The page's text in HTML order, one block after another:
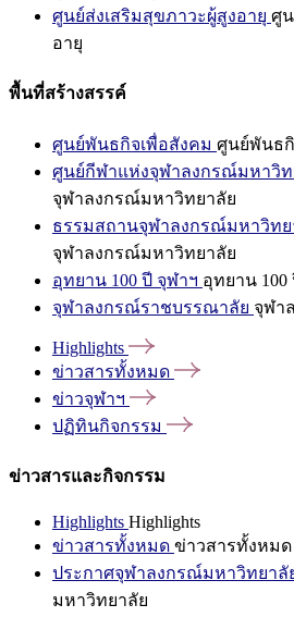
ศูนย์ส่งเสริมสุขภาวะผู้สูงอายุ ศู
อายุ
พื้นที่สร้างสรรค์
ศูนย์พันธกิจเพื่อสังคม ศูนย์พันธ
ศูนย์กีฬาแห่งจุฬาลงกรณ์มหาวิท
จุฬาลงกรณ์มหาวิทยาลัย
ธรรมสถานจุฬาลงกรณ์มหาวิทย
จุฬาลงกรณ์มหาวิทยาลัย
อุทยาน 100 ปี จุฬาฯ อุทยาน 100
จุฬาลงกรณ์ราชบรรณาลัย จุฬา
Highlights
ข่าวสารทั้งหมด
ข่าวจุฬาฯ
ปฏิทินกิจกรรม
ข่าวสารและกิจกรรม
Highlights Highlights
ข่าวสารทั้งหมด ข่าวสารทั้งหมด
ประกาศจุฬาลงกรณ์มหาวิทยาลั
มหาวิทยาลัย